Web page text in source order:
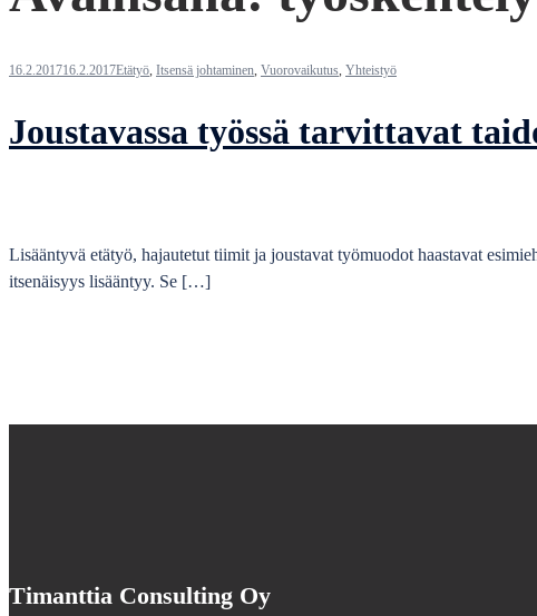
16.2.201716.2.2017Etätyö, Itsensä johtaminen, Vuorovaikutus, Yhteistyö
Joustavassa työssä tarvittavat
Lisääntyvä etätyö, hajautetut tiimit ja joustavat työmuodot haastavat
itsenäisyys lisääntyy. Se […]
Timanttia Consulting Oy